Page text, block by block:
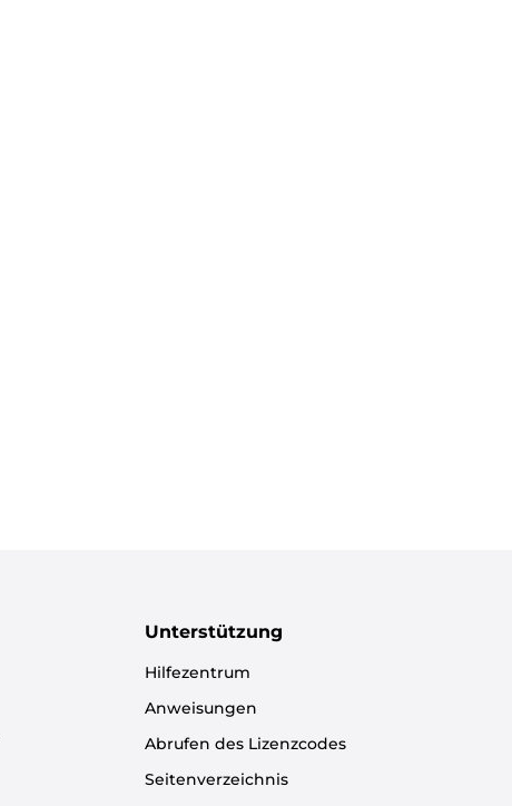
Unterstützung
Hilfezentrum
Anweisungen
Abrufen des Lizenzcodes
Seitenverzeichnis